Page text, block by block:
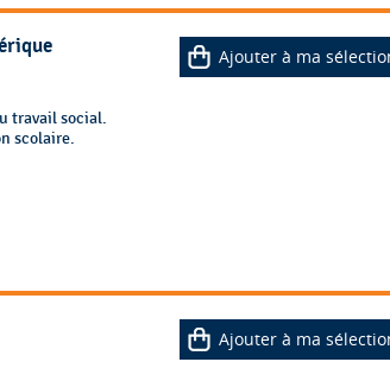
travail social.
scolaire.
Ajouter à ma
Ajouter à ma